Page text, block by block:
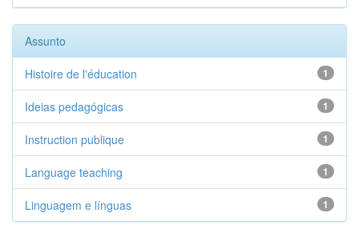
Assunto
1
Histoire de l'éducation
1
Ideias pedagógicas
1
Instruction publique
1
Language teaching
1
Linguagem e línguas